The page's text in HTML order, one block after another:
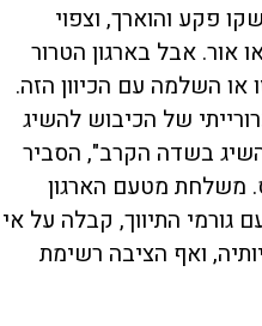
פקע והוארך, וצפוי
אור. אבל בארגון הטרור
או השלמה עם הכיוון הזה.
של הכיבוש להשיג
בשדה הקרב", הסביר
משלחת מטעם הארגון
גורמי התיווך, קבלה על אי
ואף הציבה רשימת